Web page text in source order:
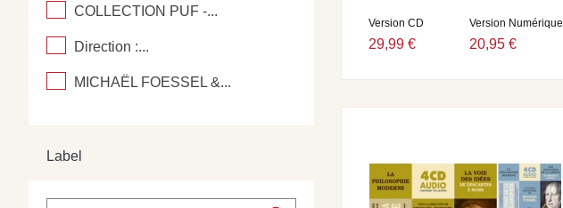
COLLECTION PUF -...
Direction :...
MICHAËL FOESSEL &...
Label
Version CD
29,99 €
Version Numérique
20,95 €